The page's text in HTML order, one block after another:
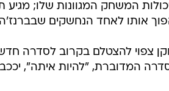
המשחק המגוונות שלו;
אותו לאחד הנחשקים
צפוי להצטלם בקרוב לסדרה
המדוברת, "להיות איתה",